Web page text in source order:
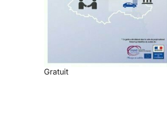
Gratuit